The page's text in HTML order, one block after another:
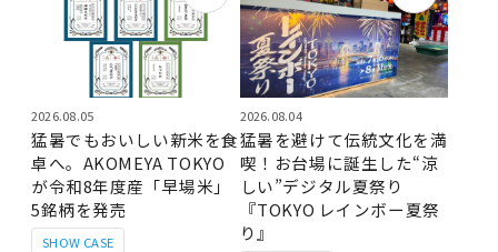
SHOW CASE
2026.08.05
猛暑でもおいしい新米を食
卓へ。AKOMEYA TOKYO
が令和8年度産「早場米」
5銘柄を発売
2026.08.04
猛暑を避けて伝統文化を満
喫！お台場に誕生した“涼
しい”デジタル夏祭り
『TOKYO レインボー夏祭
り』